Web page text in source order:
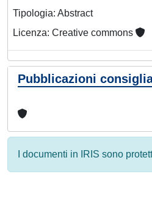
Tipologia: Abstract
Licenza: Creative commons
Pubblicazioni
I documenti in IRIS sono